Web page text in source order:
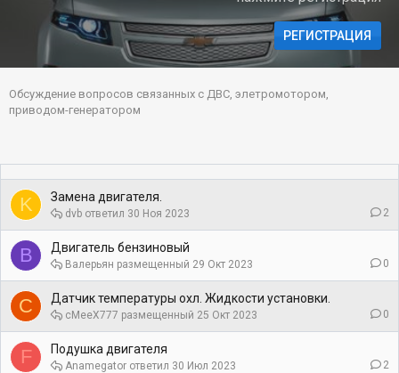
РЕГИСТРАЦИЯ
Обсуждение вопросов связанных с ДВС, элетромотором,
приводом-генератором
K Замена двигателя.
2
30 Ноя 2023
dvb
В Двигатель бензиновый
0
29 Окт 2023
Валерьян
C Датчик температуры охл. Жидкости установки.
0
25 Окт 2023
cMeeX777
F Подушка двигателя
2
30 Июл 2023
Anamegator